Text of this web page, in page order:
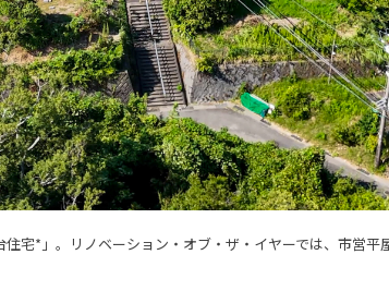
宅*」。リノベーション・オブ・ザ・イヤーでは、市営